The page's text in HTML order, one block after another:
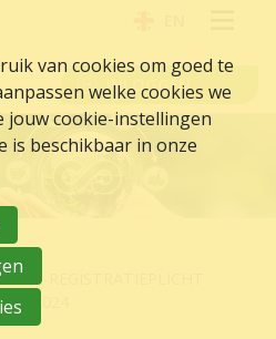
INLOGGEN
CO2-REGISTRATIEPLICHT
2024
van cookies om goed te
welke cookies we
jouw cookie-instellingen
is beschikbaar in onze